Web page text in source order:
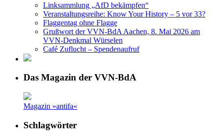
Linksammlung „AfD bekämpfen“
Veranstaltungsreihe: Know Your History – 5 vor 33?
Flaggentag ohne Flagge
Grußwort der VVN-BdA Aachen, 8. Mai 2026 am
VVN-Denkmal Würselen
Café Zuflucht – Spendenaufruf
Das Magazin der VVN-BdA
Magazin »antifa«
Schlagwörter